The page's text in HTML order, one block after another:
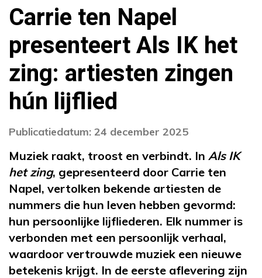
Carrie ten Napel
presenteert Als IK het
zing: artiesten zingen
hún lijflied
Publicatiedatum: 24 december 2025
Muziek raakt, troost en verbindt. In Als IK
het zing, gepresenteerd door Carrie ten
Napel, vertolken bekende artiesten de
nummers die hun leven hebben gevormd:
hun persoonlijke lijfliederen. Elk nummer is
verbonden met een persoonlijk verhaal,
waardoor vertrouwde muziek een nieuwe
betekenis krijgt. In de eerste aflevering zijn